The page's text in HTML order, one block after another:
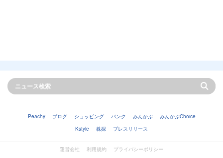
Peachy ブログ ショッピング バンク みんかぶ
みんかぶChoice
Kstyle
株探 プレスリリース
運営会社 利用規約 プライバシーポリシー